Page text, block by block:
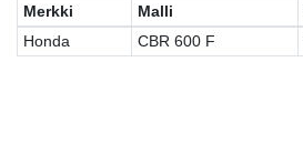
Merkki Malli
Honda
CBR 600 F